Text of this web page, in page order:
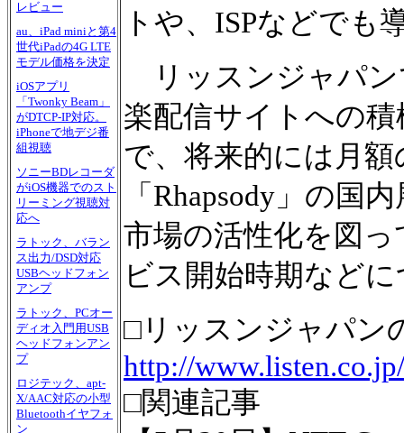
レビュー
au、iPad miniと第4
世代iPadの4G LTE
モデル価格を決定
iOSアプリ
「Twonky Beam」
がDTCP-IP対応。
iPhoneで地デジ番
組視聴
ソニーBDレコーダ
がiOS機器でのスト
リーミング視聴対
応へ
ラトック、バラン
ス出力/DSD対応
USBヘッドフォン
アンプ
ラトック、PCオー
ディオ入門用USB
ヘッドフォンアン
プ
ロジテック、apt-
X/AAC対応の小型
Bluetoothイヤフォ
ン
トや、ISPなどでも
リッスンジャパン
楽配信サイトへの
で、将来的には月
「Rhapsody」の国
市場の活性化を図っ
ビス開始時期など
□リッスンジャパン
http://www.listen.co.jp/
□関連記事